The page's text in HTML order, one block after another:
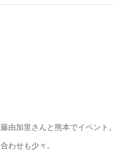
由加里さんと熊本でイベント。
わせも少々。